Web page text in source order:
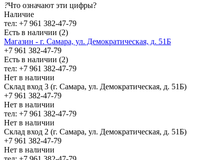
?Что означают эти цифры?
Наличие
тел: +7 961 382-47-79
Есть в наличии (2)
Магазин - г. Самара, ул. Демократическая, д. 51Б
+7 961 382-47-79
Есть в наличии (2)
тел: +7 961 382-47-79
Нет в наличии
Склад вход 3 (г. Самара, ул. Демократическая, д. 51Б)
+7 961 382-47-79
Нет в наличии
тел: +7 961 382-47-79
Нет в наличии
Склад вход 2 (г. Самара, ул. Демократическая, д. 51Б)
+7 961 382-47-79
Нет в наличии